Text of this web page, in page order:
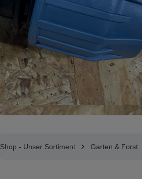
Shop - Unser Sortiment Garten & Forst